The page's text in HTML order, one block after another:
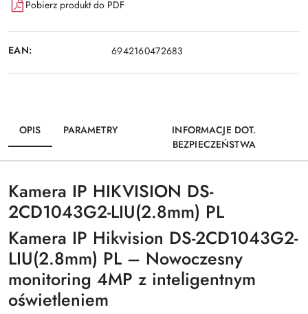
Pobierz produkt do PDF
EAN: 6942160472683
OPIS PARAMETRY
INFORMACJE DOT.
BEZPIECZEŃSTWA
Kamera IP HIKVISION DS-
2CD1043G2-LIU(2.8mm) PL
Kamera IP Hikvision DS-2CD1043G2-
LIU(2.8mm) PL – Nowoczesny
monitoring 4MP z inteligentnym
oświetleniem